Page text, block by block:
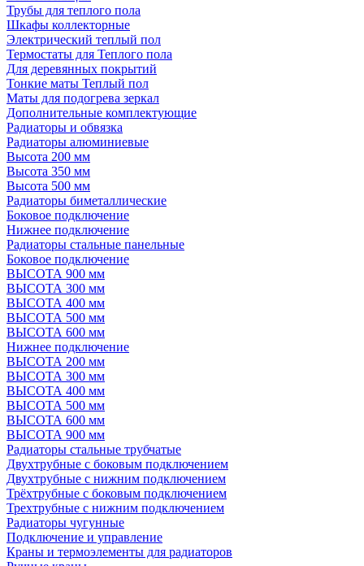
Трубы для теплого пола
Шкафы коллекторные
Электрический теплый пол
Термостаты для Теплого пола
Для деревянных покрытий
Тонкие маты Теплый пол
Маты для подогрева зеркал
Дополнительные комплектующие
Радиаторы и обвязка
Радиаторы алюминиевые
Высота 200 мм
Высота 350 мм
Высота 500 мм
Радиаторы биметаллические
Боковое подключение
Нижнее подключение
Радиаторы стальные панельные
Боковое подключение
ВЫСОТА 900 мм
ВЫСОТА 300 мм
ВЫСОТА 400 мм
ВЫСОТА 500 мм
ВЫСОТА 600 мм
Нижнее подключение
ВЫСОТА 200 мм
ВЫСОТА 300 мм
ВЫСОТА 400 мм
ВЫСОТА 500 мм
ВЫСОТА 600 мм
ВЫСОТА 900 мм
Радиаторы стальные трубчатые
Двухтрубные с боковым подключением
Двухтрубные с нижним подключением
Трёхтрубные с боковым подключением
Трехтрубные с нижним подключением
Радиаторы чугунные
Подключение и управление
Краны и термоэлементы для радиаторов